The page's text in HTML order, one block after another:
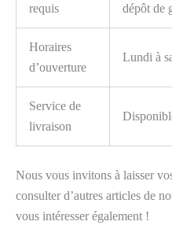
requis
dépôt de
Horaires
d’ouverture
Lundi à
Service de
livraison
Nous vous invitons à laisser
consulter d’autres articles de
vous intéresser également !